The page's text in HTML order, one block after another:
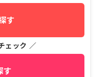
す
ェック ／
す